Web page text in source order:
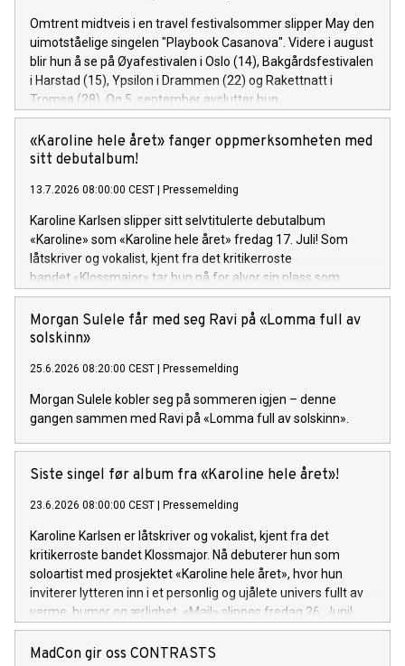
Omtrent midtveis i en travel festivalsommer slipper May den
uimotståelige singelen "Playbook Casanova". Videre i august
blir hun å se på Øyafestivalen i Oslo (14), Bakgårdsfestivalen
i Harstad (15), Ypsilon i Drammen (22) og Rakettnatt i
Tromsø (28). Og 5. september avslutter hun
festivalsesongen med Spirefest i Ålesund.
«Karoline hele året» fanger oppmerksomheten med
sitt debutalbum!
13.7.2026 08:00:00 CEST Pressemelding
Karoline Karlsen slipper sitt selvtitulerte debutalbum
«Karoline» som «Karoline hele året» fredag 17. Juli! Som
låtskriver og vokalist, kjent fra det kritikerroste
bandet «Klossmajor» tar hun nå for alvor sin plass som
soloartist. Lytteren inviteres inn i et personlig og ujålete
univers fullt av varme, humor og ærlighet.
Morgan Sulele får med seg Ravi på «Lomma full av
solskinn»
25.6.2026 08:20:00 CEST Pressemelding
Morgan Sulele kobler seg på sommeren igjen – denne
gangen sammen med Ravi på «Lomma full av solskinn».
Siste singel før album fra «Karoline hele året»!
23.6.2026 08:00:00 CEST Pressemelding
Karoline Karlsen er låtskriver og vokalist, kjent fra det
kritikerroste bandet Klossmajor. Nå debuterer hun som
soloartist med prosjektet «Karoline hele året», hvor hun
inviterer lytteren inn i et personlig og ujålete univers fullt av
varme, humor og ærlighet. «Mail» slippes fredag 26. Juni!
MadCon gir oss CONTRASTS